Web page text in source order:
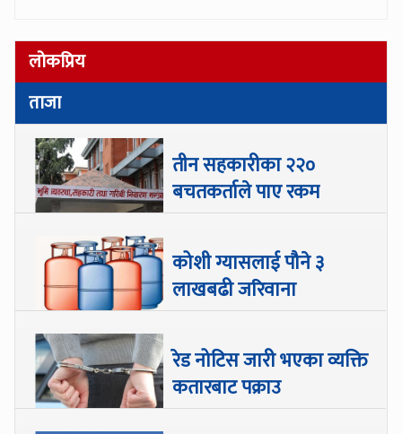
लोकप्रिय
ताजा
तीन सहकारीका २२०
बचतकर्ताले पाए रकम
कोशी ग्यासलाई पौने ३
लाखबढी जरिवाना
रेड नोटिस जारी भएका व्यक्ति
कतारबाट पक्राउ